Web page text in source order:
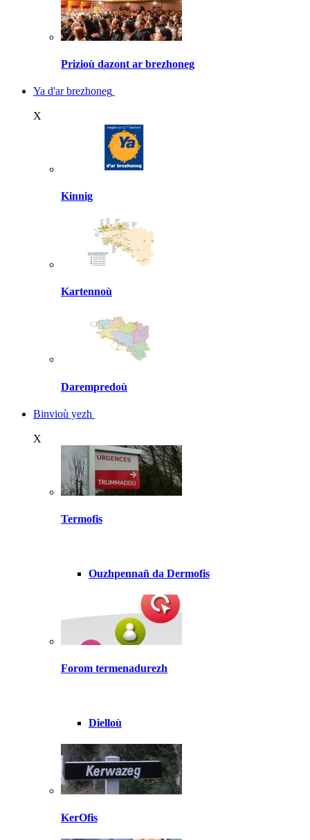
Prizioù dazont ar brezhoneg
Ya d'ar brezhoneg
X
Kinnig
Kartennoù
Darempredoù
Binvioù yezh
X
Termofis
Ouzhpennañ da Dermofis
Forom termenadurezh
Dielloù
KerOfis